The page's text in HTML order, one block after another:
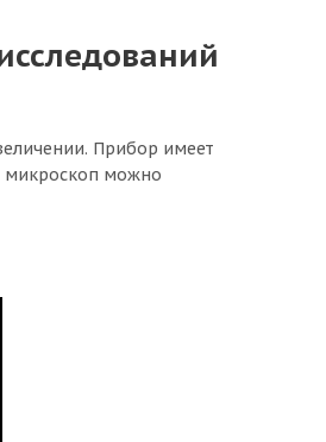
Прибор имеет
микроскоп можно